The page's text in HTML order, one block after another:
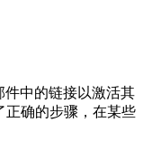
件中的链接以激活其
正确的步骤，在某些